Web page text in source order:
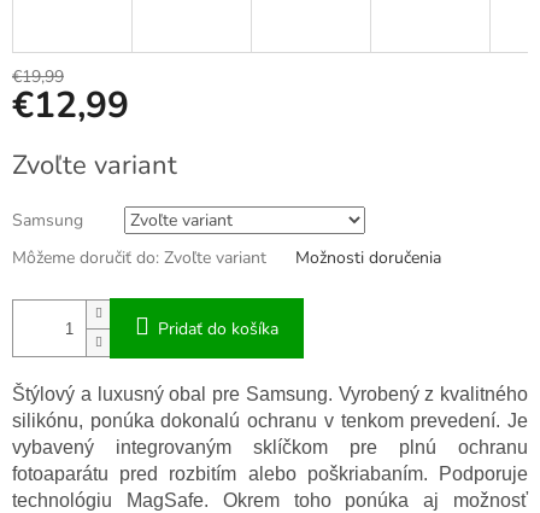
€19,99
€12,99
cena:
Zvoľte variant
Samsung
Môžeme doručiť do: Zvoľte variant Možnosti doručenia
Pridať do košíka
Štýlový a luxusný obal pre Samsung. Vyrobený z kvalitného
silikónu, ponúka dokonalú ochranu v tenkom prevedení. Je
vybavený integrovaným sklíčkom pre plnú ochranu
fotoaparátu pred rozbitím alebo poškriabaním. Podporuje
technológiu MagSafe. Okrem toho ponúka aj možnosť